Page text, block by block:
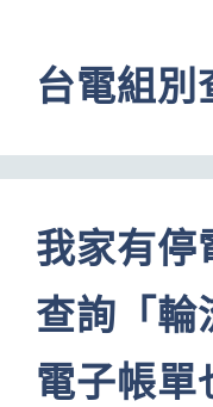
台電組別
我家有停
查詢「輪
電子帳單